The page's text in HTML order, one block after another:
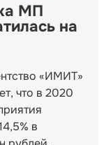
МП
на
«ИМИТ»
что в 2020
в